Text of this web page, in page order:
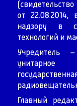
от 22.08.2014,
надзору в
технологий и
Учредитель –
унитарное
Главный